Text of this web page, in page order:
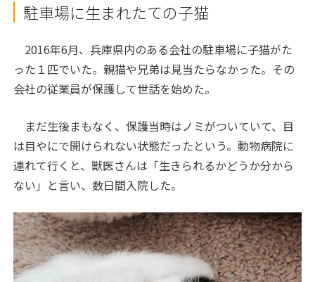
駐車場に生まれたての子猫
2016年6月、兵庫県内のある会社の駐車場に子猫がた
った１匹でいた。親猫や兄弟は見当たらなかった。その
会社の従業員が保護して世話を始めた。
まだ生後まもなく、保護当時はノミがついていて、目
は目やにで開けられない状態だったという。動物病院に
連れて行くと、獣医さんは「生きられるかどうか分から
ない」と言い、数日間入院した。